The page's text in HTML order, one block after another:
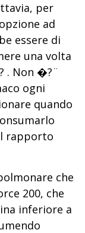
per
ad
essere di
una volta
. Non �?¨
ogni
quando
rapporto
che
200, che
inferiore a